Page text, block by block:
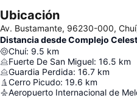
Ubicación
Av. Bustamante, 96230-000,
Distancia desde Complejo
Chuí: 9.5 km
Fuerte De San Miguel: 16.5 km
Guardia Perdida: 16.7 km
Cerro Picudo: 19.6 km
Aeropuerto Internacional de